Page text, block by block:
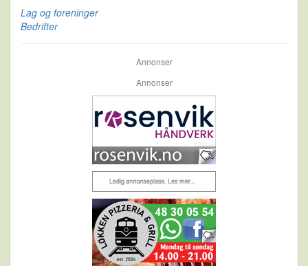
Lag og foreninger
Bedrifter
Annonser
Annonser